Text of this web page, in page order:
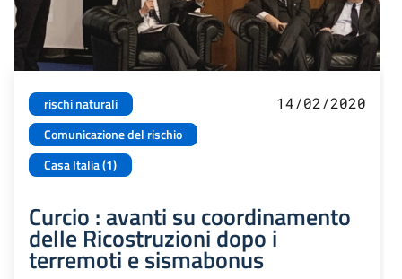
rischi naturali
Comunicazione del rischio
Casa Italia (1)
14/02/2020
Curcio : avanti su coordinamento
delle Ricostruzioni dopo i
terremoti e sismabonus